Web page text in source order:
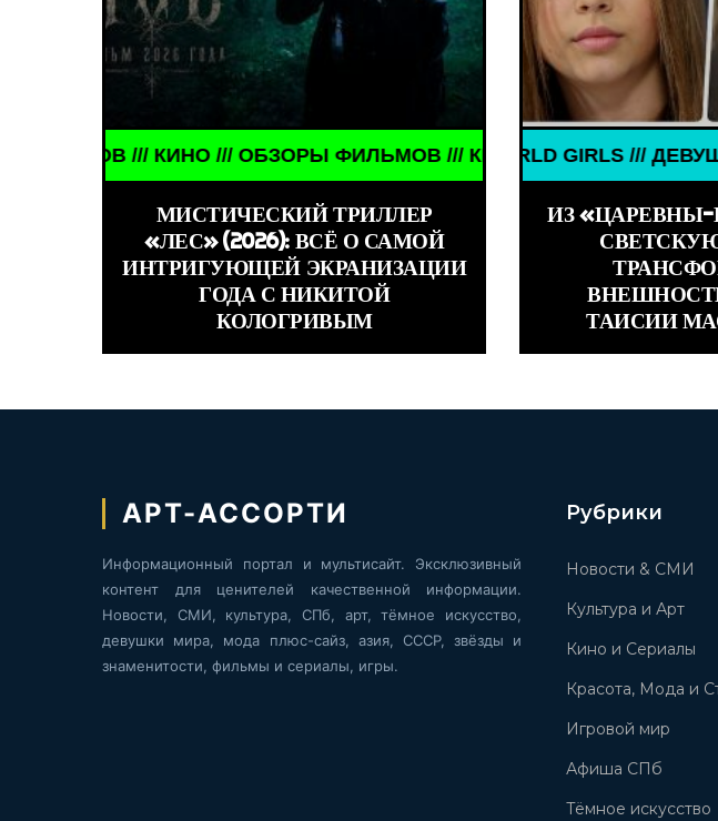
КИНО /// ОБЗОРЫ ФИЛЬМОВ /// КИНО /// ОБЗОРЫ ФИЛЬМОВ /// КИНО
МИСТИЧЕСКИЙ ТРИЛЛЕР
«ЛЕС» (2026): ВСЁ О САМОЙ
ИНТРИГУЮЩЕЙ ЭКРАНИЗАЦИИ
ГОДА С НИКИТОЙ
КОЛОГРИВЫМ
ДЕВУШКИ ЗНАМЕНИТОСТИ /// WORLD GIRLS /// ДЕВУШКИ
ИЗ
ТАИСИИ
АРТ-АССОРТИ
Информационный портал и мультисайт. Эксклюзивный
контент для ценителей качественной информации.
Новости, СМИ, культура, СПб, арт, тёмное искусство,
девушки мира, мода плюс-сайз, азия, СССР, звёзды и
знаменитости, фильмы и сериалы, игры.
Рубрики
Новости & СМИ
Культура и Арт
Кино и Сериалы
Красота, Мода и
Игровой мир
Афиша СПб
Тёмное искусство